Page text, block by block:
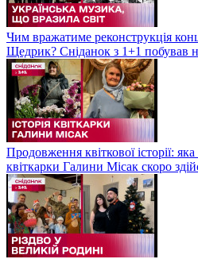
Чим вражатиме реконструкція
Щедрик? Сніданок з 1+1 побував
Продовження квіткової історії:
квіткарки Галини Місак скоро